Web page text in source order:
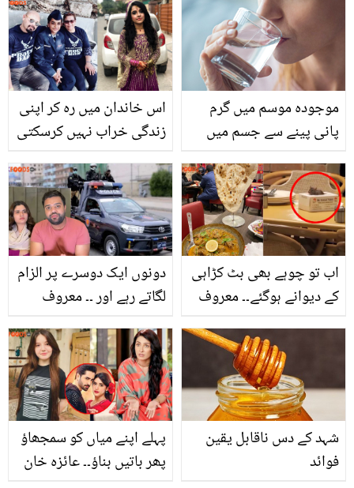
کوہلی نے والد کی موت یاد
کرتے ہوئے خط میں کیا
لکھا؟
معصوم بچے نے کیا کیا؟
تاثرات آپ کے دل کو چھو
لیں گے
اس خاندان میں رہ کر اپنی
زندگی خراب نہیں کرسکتی
کے لیے پاکستانی لڑکی نے
ایسا کونسا قدم اٹھایا کہ
والدین بھی حیران رہ گئے؟
موجودہ موسم میں گرم
پانی پینے سے جسم میں
لاتعداد فوائد جان کر آپ
بھی اس کا استعمال روزانہ
لازمی کریں گے
دونوں ایک دوسرے پر الزام
لگاتے رہے اور ۔۔ معروف
انکی اہلیہ کو پولیس نے
کیوں گرفتار کر لیا؟
اب تو چوہے بھی بٹ کڑاہی
کے دیوانے ہوگئے۔۔ معروف
چوہے پر تبصرے! ویڈیو
پہلے اپنے میاں کو سمجھاؤ
پھر باتیں بناؤ۔۔ عائزہ خان
شہد کے دس ناقابل یقین
فوائد